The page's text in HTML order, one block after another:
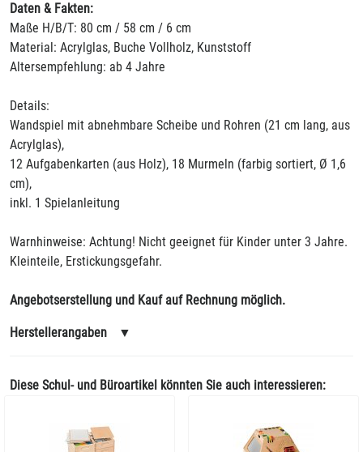
Daten & Fakten:
Maße H/B/T: 80 cm / 58 cm / 6 cm
Material: Acrylglas, Buche Vollholz, Kunststoff
Altersempfehlung: ab 4 Jahre
Details:
Wandspiel mit abnehmbare Scheibe und Rohren (21 cm lang, aus
Acrylglas),
12 Aufgabenkarten (aus Holz), 18 Murmeln (farbig sortiert, Ø 1,6
cm),
inkl. 1 Spielanleitung
Warnhinweise: Achtung! Nicht geeignet für Kinder unter 3 Jahre.
Kleinteile, Erstickungsgefahr.
Angebotserstellung und Kauf auf Rechnung möglich.
Herstellerangaben ▼
Diese Schul- und Büroartikel könnten Sie auch interessieren: